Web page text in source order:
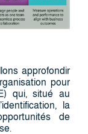
approfondir
pour
qui, situé au
la
de